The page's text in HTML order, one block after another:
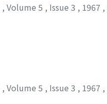
, Volume 5 , Issue 3 , 1967 ,
, Volume 5 , Issue 3 , 1967 ,